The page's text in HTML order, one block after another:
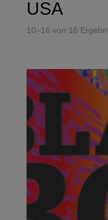
USA
10–16 von 16